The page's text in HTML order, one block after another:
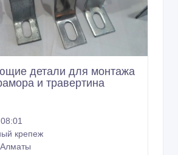
детали для монтажа
и травертина
крепеж
Алматы